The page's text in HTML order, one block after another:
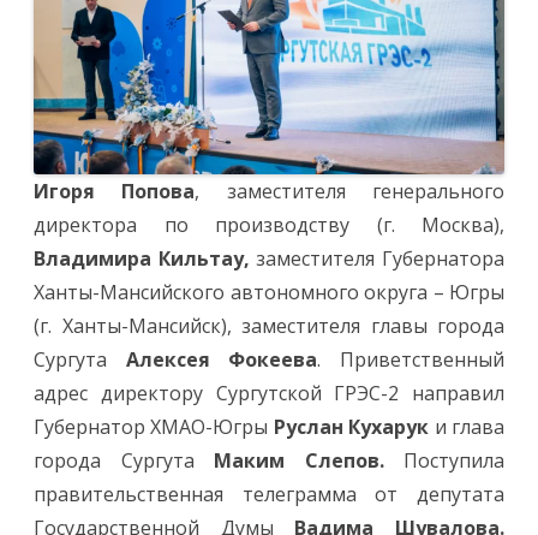
Игоря Попова, заместителя генерального
директора по производству (г. Москва),
Владимира Кильтау, заместителя Губернатора
Ханты-Мансийского автономного округа – Югры
(г. Ханты-Мансийск), заместителя главы города
Сургута Алексея Фокеева. Приветственный
адрес директору Сургутской ГРЭС-2 направил
Губернатор ХМАО-Югры Руслан Кухарук и глава
города Сургута Маким Слепов.Поступила
правительственная телеграмма от депутата
Государственной Думы Вадима Шувалова.